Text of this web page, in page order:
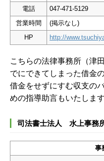
電話
047-471-5129
営業時間
(掲示なし)
HP
http://
こちらの法律事務所（津
でにできてしまった借金
借金をせずにすむ収支の
めの指導助言もいたします
司法書士法人 水上事務
事